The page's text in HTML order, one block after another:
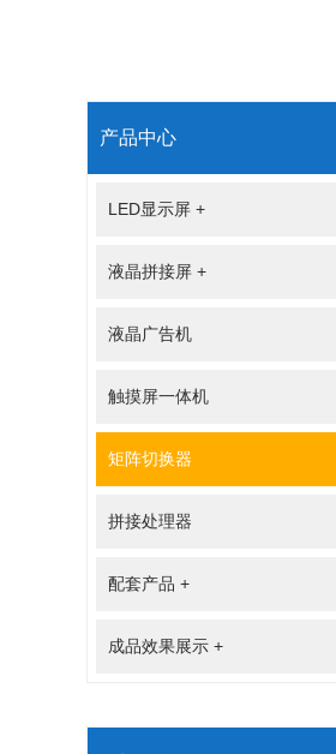
产品中心
LED显示屏 +
液晶拼接屏 +
液晶广告机
触摸屏一体机
矩阵切换器
拼接处理器
配套产品 +
成品效果展示 +